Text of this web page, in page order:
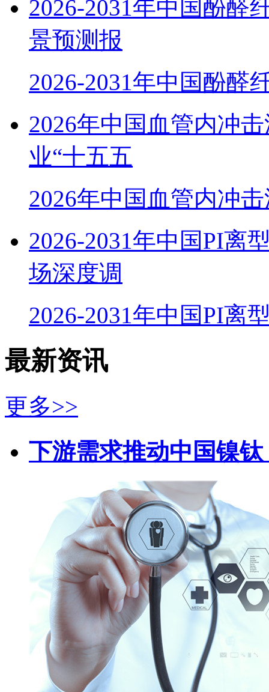
2026-2031年中国酚醛
景预测报
2026-2031年中国酚醛
2026年中国血管内冲
业“十五五
2026年中国血管内冲
2026-2031年中国PI离
场深度调
2026-2031年中国PI离
最新资讯
更多>>
下游需求推动中国镍